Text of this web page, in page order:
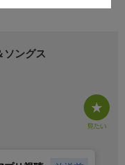
ソングス